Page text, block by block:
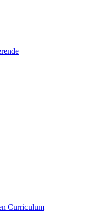
Curriculum